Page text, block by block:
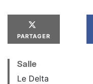
PARTAGER
Salle
Le Delta